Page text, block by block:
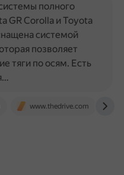
www.thedrive.com
полного
GR Corolla и Toyota
системой
позволяет
тяги по осям. Есть